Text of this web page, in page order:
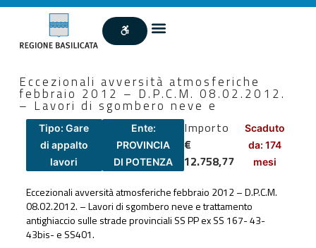
Eccezionali avversità atmosferiche
febbraio 2012 – D.P.C.M. 08.02.2012.
– Lavori di sgombero neve e
Tipo: Gare
di appalto
lavori
Ente:
PROVINCIA
DI POTENZA
Importo
€
12.758,77
Scaduto
da: 174
mesi
Eccezionali avversità atmosferiche febbraio 2012 – D.P.C.M.
08.02.2012. – Lavori di sgombero neve e trattamento
antighiaccio sulle strade provinciali SS PP ex SS 167- 43-
43bis- e SS401.